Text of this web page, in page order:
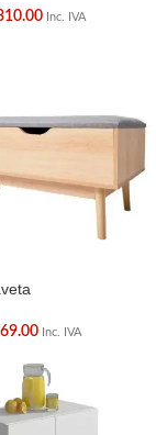
Inc. IVA
69.00 Inc. IVA